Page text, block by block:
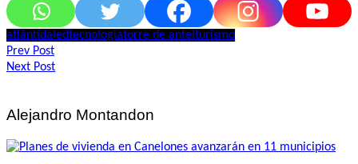
atlántida ledtecnologiatorre de antel turismo
Navegación
de
Prev Post
Next Post
Alejandro Montandon